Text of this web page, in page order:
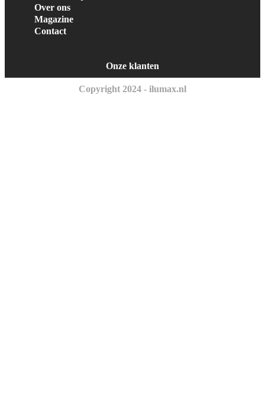
Over ons
Magazine
Contact
Onze klanten
Copyright 2024 - ilumax.nl